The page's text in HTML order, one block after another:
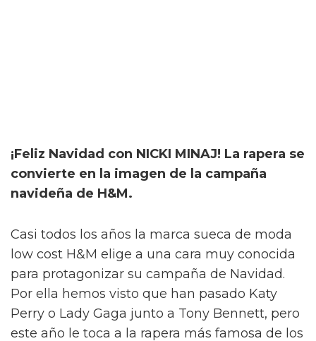
¡Feliz Navidad con NICKI MINAJ! La rapera se
convierte en la imagen de la campaña
navideña de H&M.
Casi todos los años la marca sueca de moda
low cost H&M elige a una cara muy conocida
para protagonizar su campaña de Navidad.
Por ella hemos visto que han pasado Katy
Perry o Lady Gaga junto a Tony Bennett, pero
este año le toca a la rapera más famosa de los